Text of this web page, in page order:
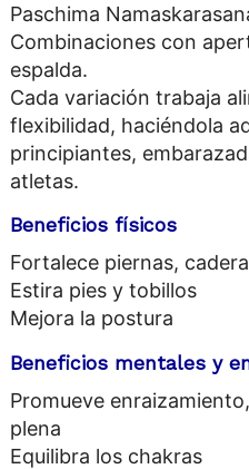
Paschima
Combinaciones con
espalda.
Cada variación trabaja
flexibilidad, haciéndola
principiantes,
atletas.
Beneficios físicos
Fortalece piernas,
Estira pies y tobillos
Mejora la postura
Beneficios mentales y
Promueve
plena
Equilibra los chakras